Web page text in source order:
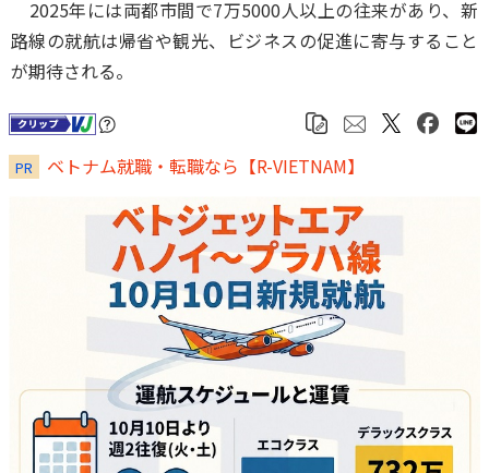
2025年には両都市間で7万5000人以上の往来があり、新
路線の就航は帰省や観光、ビジネスの促進に寄与すること
が期待される。
PR ベトナム就職・転職なら【R-VIETNAM】